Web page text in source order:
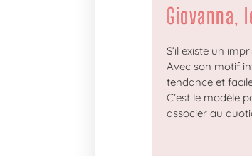
S’il existe un
Avec son motif
tendance et
C’est le modèle
associer au